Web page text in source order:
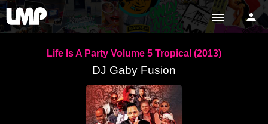
Life Is A Party Volume 5 Tropical (2013)
DJ Gaby Fusion